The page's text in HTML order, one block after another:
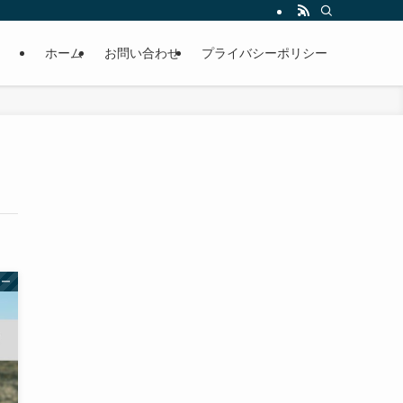
ホーム お問い合わせ プライバシーポリシー